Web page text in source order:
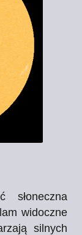
słoneczna
widoczne
silnych